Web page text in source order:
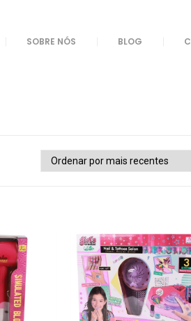
SOBRE NÓS BLOG